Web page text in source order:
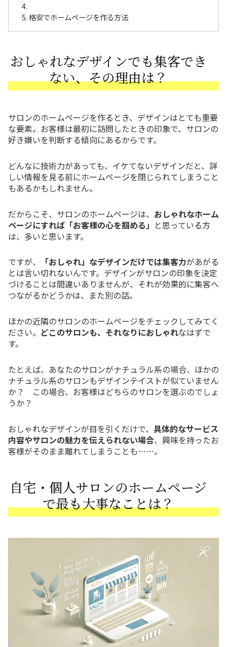
格安でホームページを作る方法
おしゃれなデザインでも集客でき
ない、その理由は？
サロンのホームページを作るとき、デザインはとても重要
な要素。お客様は最初に訪問したときの印象で、サロンの
好き嫌いを判断する傾向にあるからです。
どんなに技術力があっても、イケてないデザインだと、詳
しい情報を見る前にホームページを閉じられてしまうこと
もあるかもしれません。
だからこそ、サロンのホームページは、 おしゃれなホーム
ページにすれば「お客様の心を掴める」 と思っている方
は、多いと思います。
ですが、 「おしゃれ」なデザインだけでは集客力があがる
とは言い切れないんです。デザインがサロンの印象を決定
づけることは間違いありませんが、それが効果的に集客へ
つながるかどうかは、また別の話。
ほかの近隣のサロンのホームページをチェックしてみてく
ださい。 どこのサロンも、それなりにおしゃれなはずで
す。
たとえば、あなたのサロンがナチュラル系の場合、ほかの
ナチュラル系のサロンもデザインテイストが似ていません
か？ この場合、お客様はどちらのサロンを選ぶのでしょ
うか？
おしゃれなデザインが目を引くだけで、 具体的なサービス
内容やサロンの魅力を伝えられない場合、興味を持ったお
客様がそのまま離れてしまうことも……。
自宅・個人サロンのホームページ
で最も大事なことは？